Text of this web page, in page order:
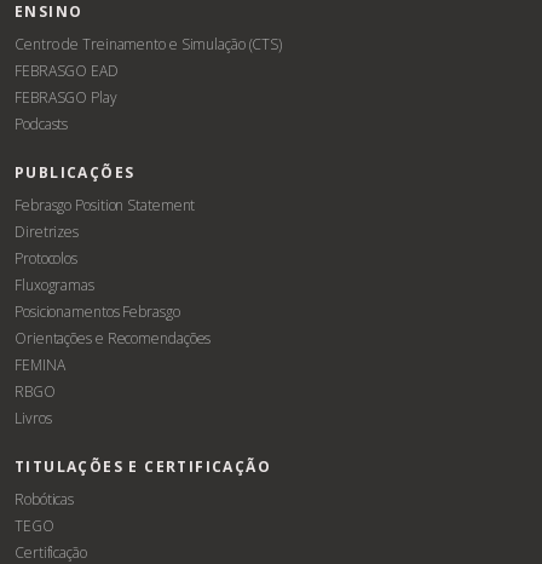
ENSINO
Centro de Treinamento e Simulação (CTS)
FEBRASGO EAD
FEBRASGO Play
Podcasts
PUBLICAÇÕES
Febrasgo Position Statement
Diretrizes
Protocolos
Fluxogramas
Posicionamentos Febrasgo
Orientações e Recomendações
FEMINA
RBGO
Livros
TITULAÇÕES E CERTIFICAÇÃO
Robóticas
TEGO
Certificação